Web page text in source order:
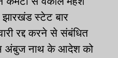
झारखंड स्टेट बार
रद्द करने से संबंधित
अंबुज नाथ के आदेश को